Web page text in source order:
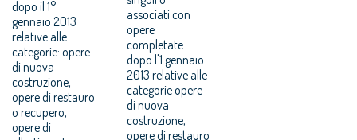
dopo il 1°
gennaio 2013
relative alle
categorie: opere
di nuova
costruzione,
opere di restauro
o recupero,
opere di
associati con
opere
completate
dopo l'1 gennaio
2013 relative alle
categorie opere
di nuova
costruzione,
opere di restauro